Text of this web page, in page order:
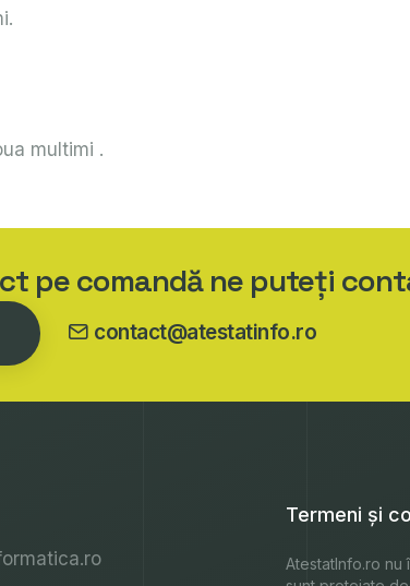
multimi .
pe comandă ne puteți
contact@atestatinfo.ro
Termeni și
AtestatInfo.ro nu